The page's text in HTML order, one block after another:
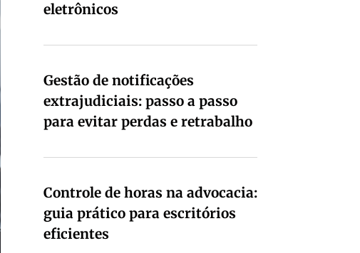
eletrônicos
Gestão de notificações
extrajudiciais: passo a passo
para evitar perdas e retrabalho
Controle de horas na advocacia:
guia prático para escritórios
eficientes